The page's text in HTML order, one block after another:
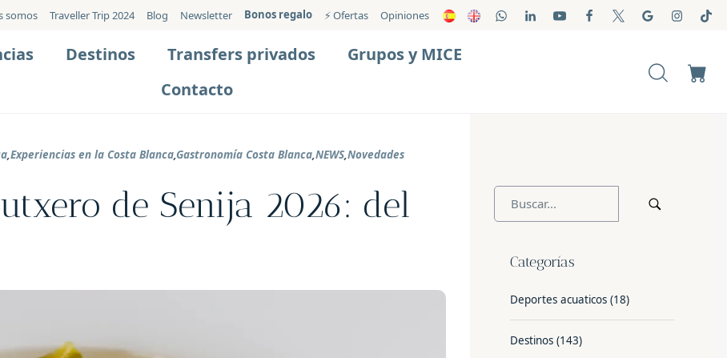
somos Traveller Trip 2024 Blog Newsletter Bonos regalo ⚡️ Ofertas Opiniones
Destinos Transfers privados
Grupos y MICE
Contacto
,Experiencias en la Costa Blanca,Gastronomía Costa Blanca,NEWS,Novedades
de Senija 2026: del
Categorías
Deportes acuaticos (18)
Destinos (143)